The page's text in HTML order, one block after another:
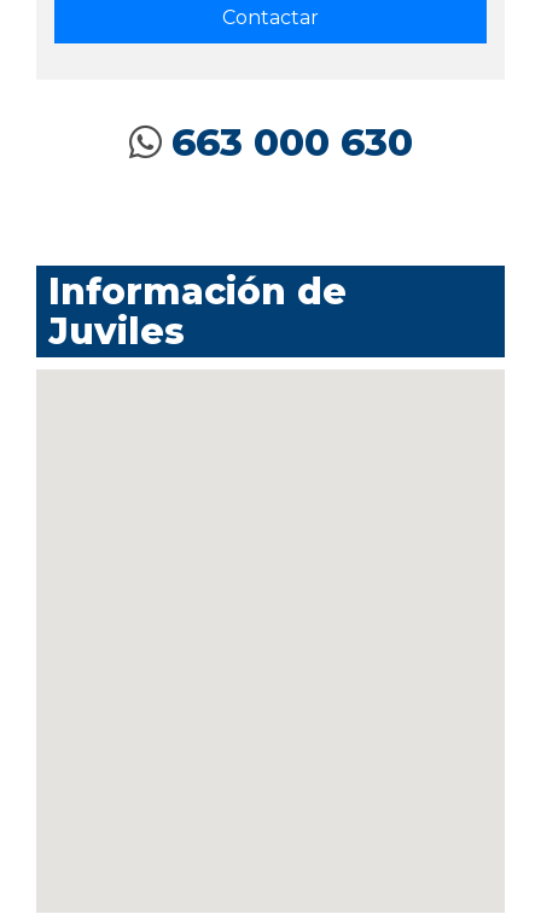
663 000 630
Información de
Juviles